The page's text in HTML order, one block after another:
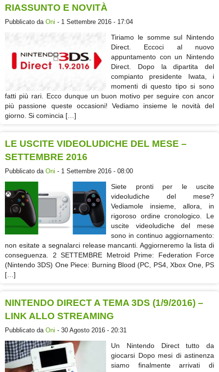
RIASSUNTO E NOVITÀ
Pubblicato da Oni - 1 Settembre 2016 - 17:04
Tiriamo le somme sul Nintendo
Direct. Eccoci al nuovo
appuntamento con un Nintendo
Direct. Dopo la dipartita del
compianto presidente Iwata, i
momenti di questo tipo si sono
fatti più rari. Ecco dunque un buon motivo per seguire con ancor
più passione queste occasioni! Vediamo insieme le novità del
giorno. Si comincia […]
LE USCITE VIDEOLUDICHE DEL MESE –
SETTEMBRE 2016
Pubblicato da Oni - 1 Settembre 2016 - 08:00
Siete pronti per le uscite
videoludiche del mese?
Vediamole insieme, allora, in
rigoroso ordine cronologico. Le
uscite videoludiche del mese
sono in continuo aggiornamento:
non esitate a segnalarci release mancanti. Aggiorneremo la lista di
conseguenza. 2 SETTEMBRE Metroid Prime: Federation Force
(Nintendo 3DS) One Piece: Burning Blood (PC, PS4, Xbox One, PS
[…]
NINTENDO DIRECT A TEMA 3DS (1/9/2016) –
LINK ALLO STREAMING
Pubblicato da Oni - 30 Agosto 2016 - 20:31
Un Nintendo Direct tutto da
giocarsi Dopo mesi di astinenza
siamo finalmente arrivati di